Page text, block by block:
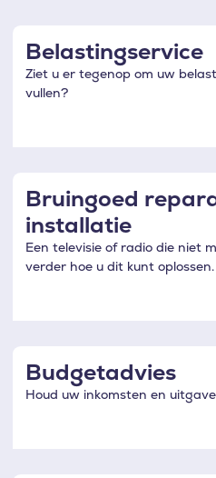
Belastingservice
Ziet u er tegenop om uw
vullen?
Bruingoed
installatie
Een televisie of radio die niet
verder hoe u dit kunt oplossen.
Budgetadvies
Houd uw inkomsten en